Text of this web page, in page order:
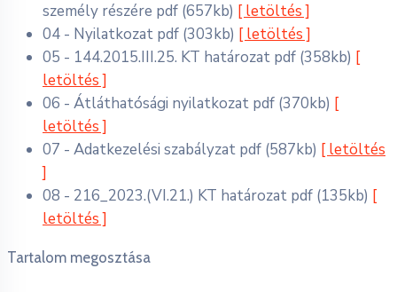
személy részére pdf (657kb) [ letöltés ]
04 - Nyilatkozat pdf (303kb) [ letöltés ]
05 - 144.2015.III.25. KT határozat pdf (358kb) [
letöltés ]
06 - Átláthatósági nyilatkozat pdf (370kb) [
letöltés ]
07 - Adatkezelési szabályzat pdf (587kb) [ letöltés
]
08 - 216_2023.(VI.21.) KT határozat pdf (135kb) [
letöltés ]
Tartalom megosztása